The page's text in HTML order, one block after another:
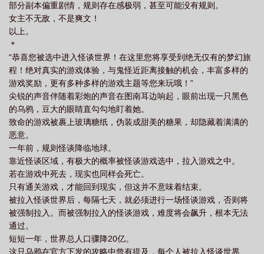
部分副本偏重剧情，规则存在感极弱，甚至可能没有规则。
女主不无敌，不是爽文！
以上。
＊
“恭喜您被选中进入怪谈世界！在这里您将享受到绝无仅有的梦幻旅
程！绝对真实的游戏体验，与鬼怪近距离接触的机会，丰富多样的
游戏奖励，更有多种多样的游戏主题等您来玩哦！”
尖锐的声音伴随着彩炮的声音在图南耳边响起，眼前出现一只黑色
的乌鸦，豆大的眼睛直勾勾地盯着她。
致命的游戏被裹上玻璃糖纸，伪装成甜美的糖果，却隐藏着满满的
恶意。
一年前，规则怪谈降临地球。
靠近怪谈区域，有极大的概率被怪谈游戏选中，拉入游戏之中。
若在游戏中死去，现实也同样会死亡。
只有通关游戏，才能回到现实，但这并不意味着结束。
被拉入怪谈世界后，每隔七天，就必须进行一场怪谈游戏，否则将
被强制拉入。而被强制拉入的怪谈游戏，难度将会飙升，根本无法
通过。
短短一年，世界总人口骤降20亿。
这只乌鸦在官方下发的攻略中曾有提及，每个人被拉入怪谈世界